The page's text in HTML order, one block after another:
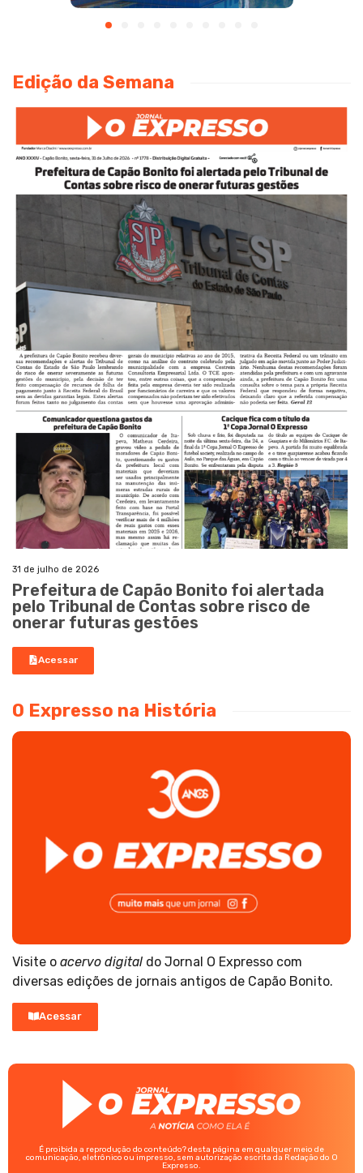
Edição da Semana
31 de julho de 2026
Prefeitura de Capão Bonito foi alertada
pelo Tribunal de Contas sobre risco de
onerar futuras gestões
Acessar
O Expresso na História
Visite o acervo digital do Jornal O Expresso com
diversas edições de jornais antigos de Capão Bonito.
Acessar
É proibida a reprodução do conteúdo? desta página em qualquer meio de
comunicação, eletrônico ou impresso, sem autorização escrita da Redação do O
Expresso.